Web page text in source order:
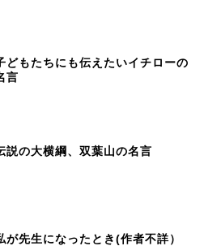
どもたちにも伝えたいイチローの
言
説の大横綱、双葉山の名言
が先生になったとき(作者不詳）